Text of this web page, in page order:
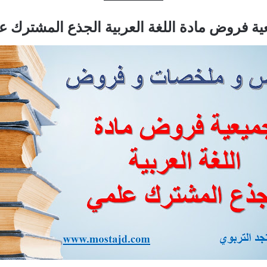
فروض مادة اللغة العربية الجذع